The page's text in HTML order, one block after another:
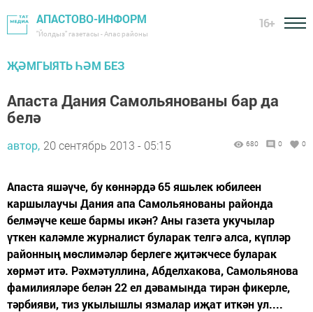
АПАСТОВО-ИНФОРМ
"Йолдыз" газетасы - Апас районы
16+
ҖӘМГЫЯТЬ ҺӘМ БЕЗ
Апаста Дания Самольянованы бар да
белә
автор, 20 сентябрь 2013 - 05:15 680 0 0
Апаста яшәүче, бу көннәрдә 65 яшьлек юбилеен
каршылаучы Дания апа Самольянованы районда
белмәүче кеше бармы икән? Аны газета укучылар
үткен каләмле журналист буларак телгә алса, күпләр
районның мөслимәләр берлеге җитәкчесе буларак
хөрмәт итә. Рәхмәтуллина, Абделхакова, Самольянова
фамилияләре белән 22 ел дәвамында тирән фикерле,
тәрбияви, тиз укылышлы язмалар иҗат иткән ул....